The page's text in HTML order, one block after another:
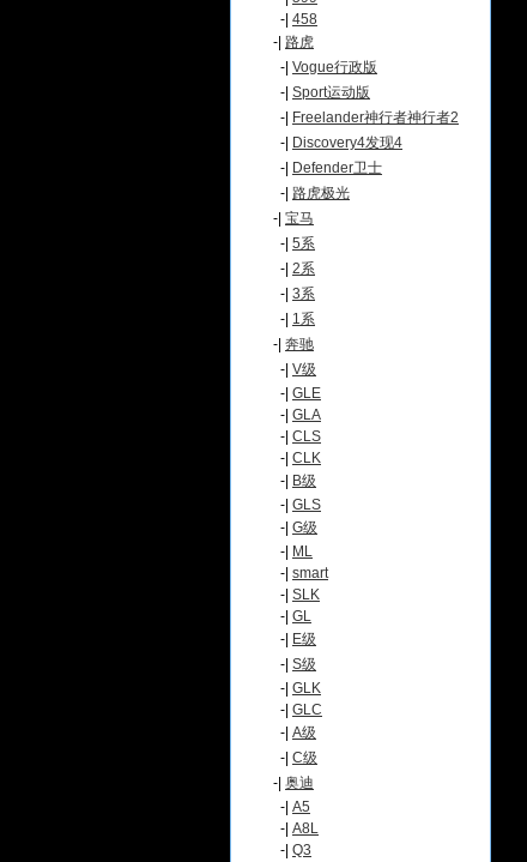
-| 458
-| 路虎
-| Vogue行政版
-| Sport运动版
-| Freelander神行者神行者2
-| Discovery4发现4
-| Defender卫士
-| 路虎极光
-| 宝马
-| 5系
-| 2系
-| 3系
-| 1系
-| 奔驰
-| V级
-| GLE
-| GLA
-| CLS
-| CLK
-| B级
-| GLS
-| G级
-| ML
-| smart
-| SLK
-| GL
-| E级
-| S级
-| GLK
-| GLC
-| A级
-| C级
-| 奥迪
-| A5
-| A8L
-| Q3